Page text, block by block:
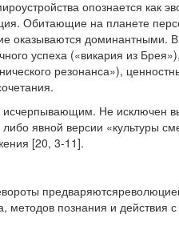
опознается как
Обитающие на планете
оказываются доминантными.
успеха («викария из
резонанса»),
исчерпывающим. Не исключен
явной версии «культуры
[20, 3-11].
методов познания и действия